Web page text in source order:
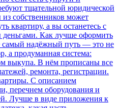
тщательной юридической
собственников может
квартиру, а вы останетесь с
Как лучше оформить
самый надёжный путь — это не
а продуманная система:
выкупа. В нём прописаны все
ремонта, регистрации.
С описанием
перечнем оборудования и
Лучше в виде приложения к